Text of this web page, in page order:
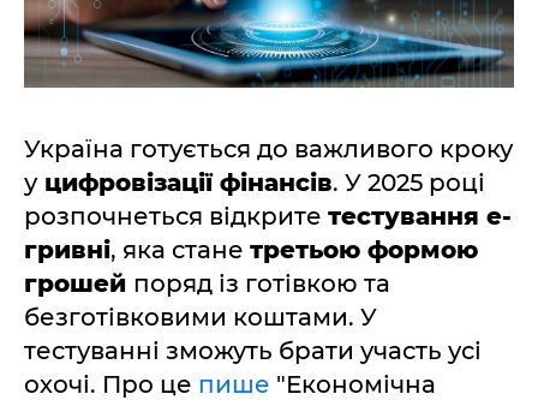
Україна готується до важливого кроку
уцифровізації фінансів. У 2025 році
розпочнеться відкрите тестування е-
гривні, яка стане третьою формою
грошей поряд із готівкою та
безготівковими коштами. У
тестуванні зможуть брати участь усі
охочі. Про це пише "Економічна